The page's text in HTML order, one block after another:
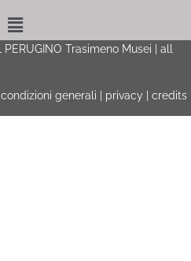
Menu
Trasimeno Musei | all
generali privacy credits